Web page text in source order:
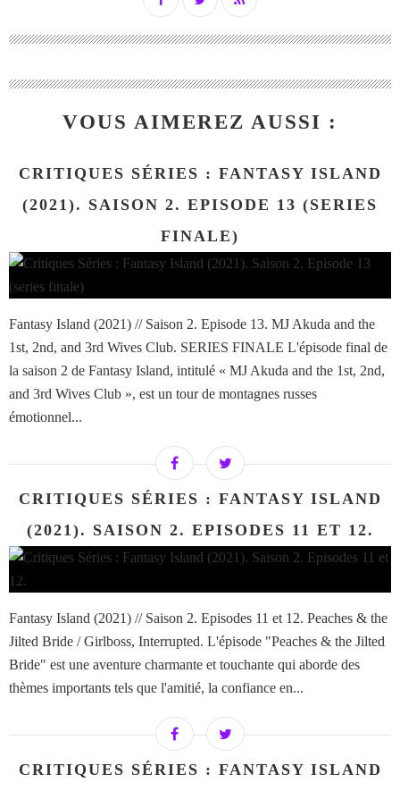
VOUS AIMEREZ AUSSI :
CRITIQUES SÉRIES : FANTASY ISLAND
(2021). SAISON 2. EPISODE 13 (SERIES
FINALE)
Fantasy Island (2021) // Saison 2. Episode 13. MJ Akuda and the
1st, 2nd, and 3rd Wives Club. SERIES FINALE L'épisode final de
la saison 2 de Fantasy Island, intitulé « MJ Akuda and the 1st, 2nd,
and 3rd Wives Club », est un tour de montagnes russes
émotionnel...
CRITIQUES SÉRIES : FANTASY ISLAND
(2021). SAISON 2. EPISODES 11 ET 12.
Fantasy Island (2021) // Saison 2. Episodes 11 et 12. Peaches & the
Jilted Bride / Girlboss, Interrupted. L'épisode "Peaches & the Jilted
Bride" est une aventure charmante et touchante qui aborde des
thèmes importants tels que l'amitié, la confiance en...
CRITIQUES SÉRIES : FANTASY ISLAND